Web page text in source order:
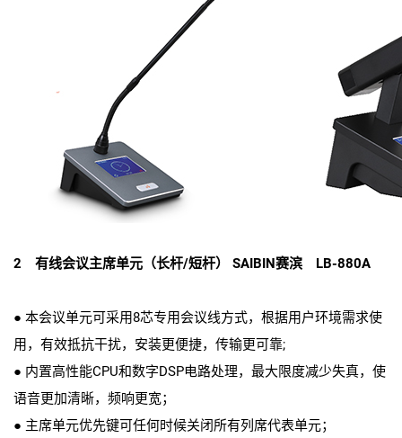
2 有线会议主席单元（长杆/短杆） SAIBIN赛滨 LB-880A
● 本会议单元可采用8芯专用会议线方式，根据用户环境需求使
用，有效抵抗干扰，安装更便捷，传输更可靠;
● 内置高性能CPU和数字DSP电路处理，最大限度减少失真，使
语音更加清晰，频响更宽；
● 主席单元优先键可任何时候关闭所有列席代表单元；